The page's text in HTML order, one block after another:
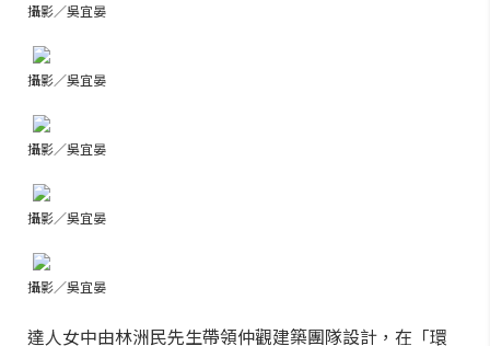
攝影／吳宜晏
攝影／吳宜晏
攝影／吳宜晏
攝影／吳宜晏
攝影／吳宜晏
達人女中由林洲民先生帶領仲觀建築團隊設計，在「環